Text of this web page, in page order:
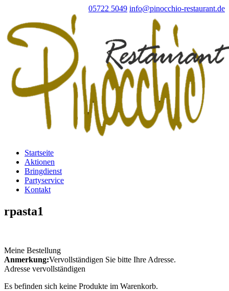
05722 5049 info@pinocchio-restaurant.de
Startseite
Aktionen
Bringdienst
Partyservice
Kontakt
rpasta1
Meine Bestellung
Anmerkung:Vervollständigen Sie bitte Ihre Adresse.
Adresse vervollständigen
Es befinden sich keine Produkte im Warenkorb.